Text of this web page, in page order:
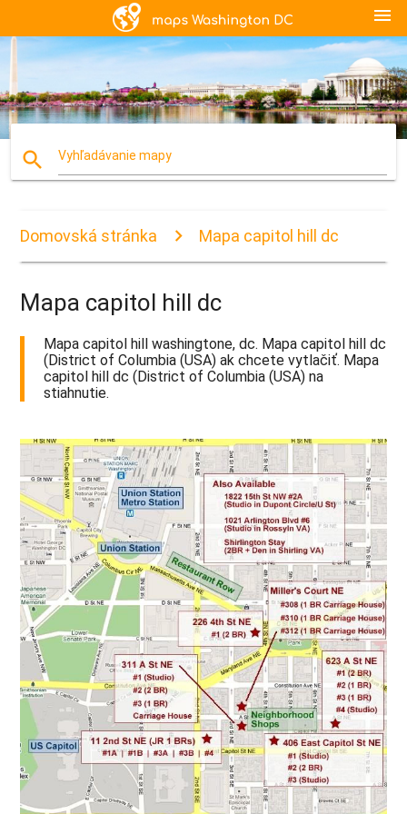
menu
search Vyhľadávanie mapy
Domovská stránka Mapa capitol hill dc
Mapa capitol hill dc
Mapa capitol hill washingtone, dc. Mapa capitol hill dc
(District of Columbia (USA) ak chcete vytlačiť. Mapa
capitol hill dc (District of Columbia (USA) na
stiahnutie.